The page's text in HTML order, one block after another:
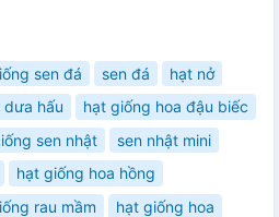
sen đá sen đá
hạt nở
dưa hấu
hạt giống hoa đậu biếc
sen nhật
sen nhật mini
hạt giống hoa hồng
rau mầm
hạt giống hoa